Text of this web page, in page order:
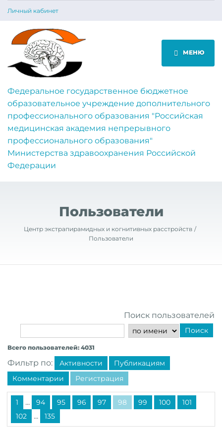
Личный кабинет
МЕНЮ
Федеральное государственное бюджетное
образовательное учреждение дополнительного
профессионального образования "Российская
медицинская академия непрерывного
профессионального образования"
Министерства здравоохранения Российской
Федерации
Пользователи
Центр экстрапирамидных и когнитивных расстройств
Пользователи
Поиск пользователей
Поиск
Всего пользователей: 4031
Фильтр по: Активности
Публикациям
Комментарии
Регистрация
1 ... 94 95 96 97 98 99 100
101
102
... 135